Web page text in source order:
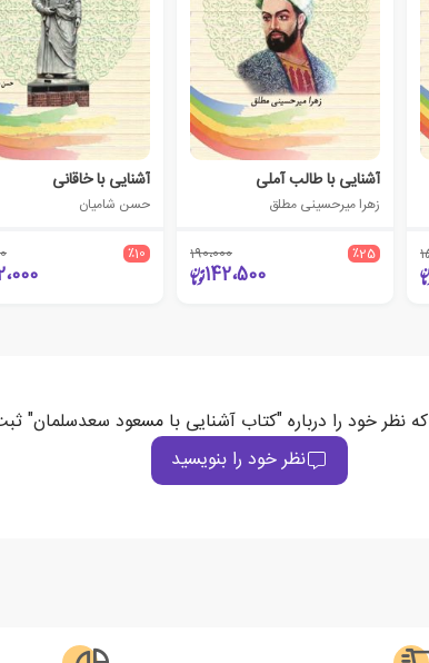
آشنایی با طالب آملی
زهرا میرحسینی مطلق
٪25 190،000
142،500
آشنایی با خاقانی
حسن شامیان
٪10
نظر خود را درباره "کتاب آشنایی با مسعود سعدسلمان"
نظر خود را بنویسید